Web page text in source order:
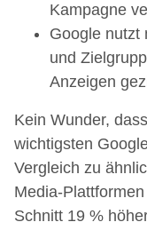
Kampagne
Google nutzt
und
Anzeigen
Kein Wunder,
wichtigsten
Vergleich zu
Media-
Schnitt 19 %